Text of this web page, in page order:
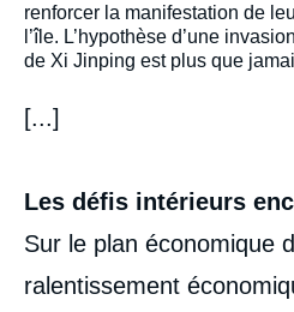
renforcer la manifestation de
l’île. L’hypothèse d’une
de Xi Jinping est plus que
[...]
Les défis intérieurs
Sur le plan économique
ralentissement